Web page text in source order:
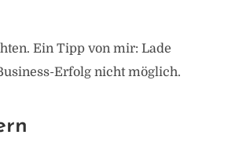
Ein Tipp von mir: Lade
Erfolg nicht möglich.